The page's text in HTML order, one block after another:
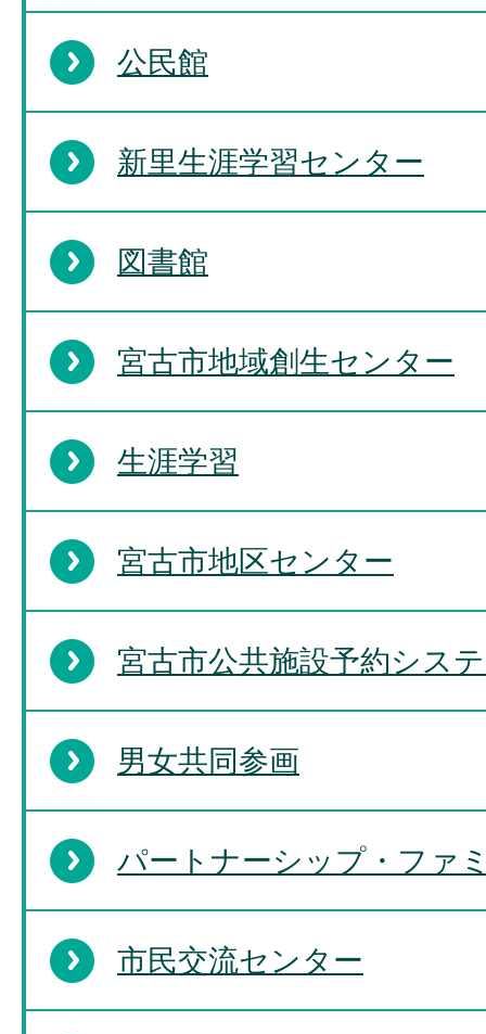
公民館
新里生涯学習センター
図書館
宮古市地域創生センター
生涯学習
宮古市地区センター
宮古市公共施設予約シス
男女共同参画
パートナーシップ・ファ
市民交流センター